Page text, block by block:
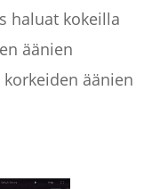
haluat kokeilla
äänien
äänien